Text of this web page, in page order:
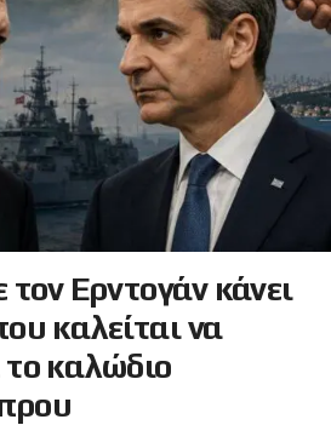
Ερντογάν κάνει
καλείται να
καλώδιο